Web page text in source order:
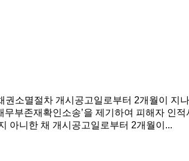
소멸절차 개시공고일로부터 2개월이 지
부존재확인소송’을 제기하여 피해자 인
아니한 채 개시공고일로부터 2개월이...